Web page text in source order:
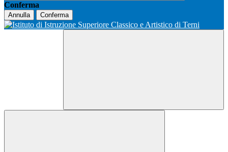
Conferma
Annulla Conferma